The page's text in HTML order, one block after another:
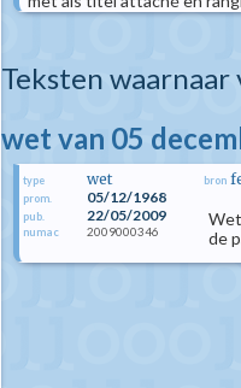
Teksten
wet van 05
type wet
prom. 05/12/1968
pub. 22/05/2009
numac 2009000346
bron
de